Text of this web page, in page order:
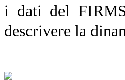
i dati del
descrivere la